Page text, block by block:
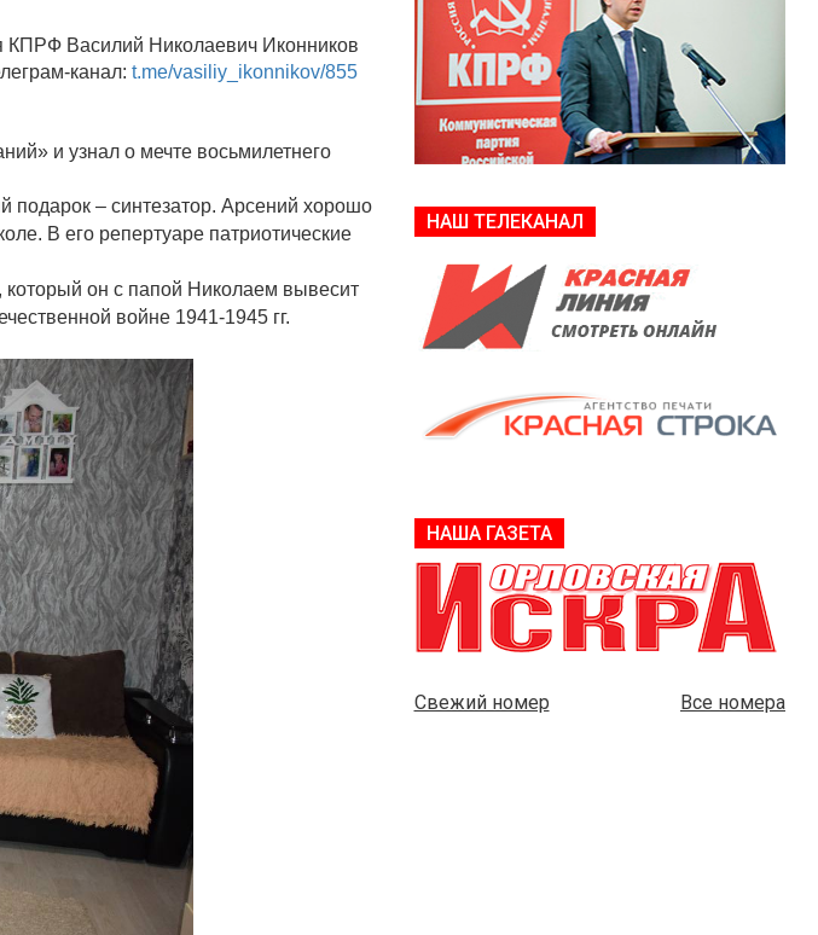
КПРФ Василий Николаевич Иконников
канал: t.me/vasiliy_ikonnikov/855
и узнал о мечте восьмилетнего
подарок – синтезатор. Арсений хорошо
В его репертуаре патриотические
он с папой Николаем вывесит
войне 1941-1945 гг.
НАШ ТЕЛЕКАНАЛ
НАША ГАЗЕТА
Свежий номер Все номера